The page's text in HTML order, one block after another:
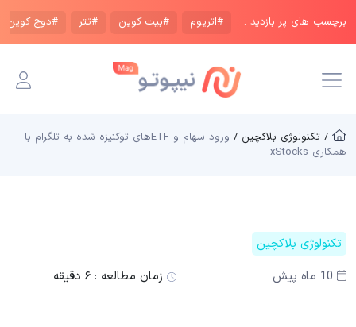
برچسب های پر بازدید : #اتریوم #بیت کوین #تتر #دوج کوین
/ تکنولوژی بلاکچین /
ورود سهام و ETFهای توکنیزه شده به تلگرام با
همکاری xStocks
تکنولوژی بلاکچین
10 ماه پیش
زمان مطالعه : ۶ دقیقه